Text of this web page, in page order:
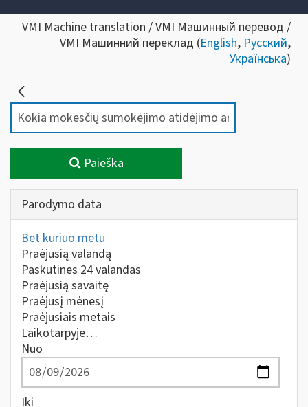
VMI Machine translation / VMI Машинный перевод /
VMI Машинний переклад (English, Русский,
Українська)
Paieška
Parodymo data
Bet kuriuo metu
Praėjusią valandą
Paskutines 24 valandas
Praėjusią savaitę
Praėjusį mėnesį
Praėjusiais metais
Laikotarpyje…
Nuo
Iki